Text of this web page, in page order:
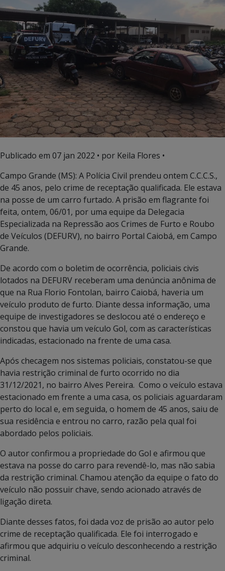
Publicado em 07 jan 2022 • por Keila Flores •
Campo Grande (MS): A Polícia Civil prendeu ontem C.C.C.S.,
de 45 anos, pelo crime de receptação qualificada. Ele estava
na posse de um carro furtado. A prisão em flagrante foi
feita, ontem, 06/01, por uma equipe da Delegacia
Especializada na Repressão aos Crimes de Furto e Roubo
de Veículos (DEFURV), no bairro Portal Caiobá, em Campo
Grande.
De acordo com o boletim de ocorrência, policiais civis
lotados na DEFURV receberam uma denúncia anônima de
que na Rua Florio Fontolan, bairro Caiobá, haveria um
veículo produto de furto. Diante dessa informação, uma
equipe de investigadores se deslocou até o endereço e
constou que havia um veículo Gol, com as características
indicadas, estacionado na frente de uma casa.
Após checagem nos sistemas policiais, constatou-se que
havia restrição criminal de furto ocorrido no dia
31/12/2021, no bairro Alves Pereira. Como o veículo estava
estacionado em frente a uma casa, os policiais aguardaram
perto do local e, em seguida, o homem de 45 anos, saiu de
sua residência e entrou no carro, razão pela qual foi
abordado pelos policiais.
O autor confirmou a propriedade do Gol e afirmou que
estava na posse do carro para revendê-lo, mas não sabia
da restrição criminal. Chamou atenção da equipe o fato do
veículo não possuir chave, sendo acionado através de
ligação direta.
Diante desses fatos, foi dada voz de prisão ao autor pelo
crime de receptação qualificada. Ele foi interrogado e
afirmou que adquiriu o veículo desconhecendo a restrição
criminal.